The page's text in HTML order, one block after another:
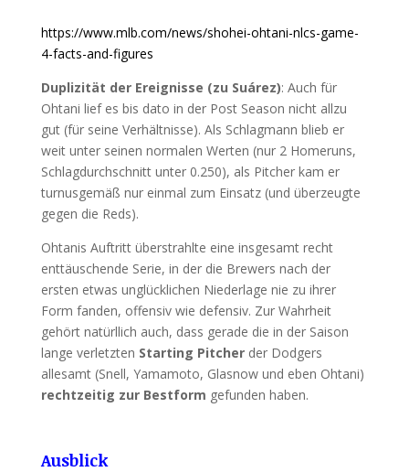
https://www.mlb.com/news/shohei-ohtani-nlcs-game-
4-facts-and-figures
Duplizität der Ereignisse (zu Suárez): Auch für
Ohtani lief es bis dato in der Post Season nicht allzu
gut (für seine Verhältnisse). Als Schlagmann blieb er
weit unter seinen normalen Werten (nur 2 Homeruns,
Schlagdurchschnitt unter 0.250), als Pitcher kam er
turnusgemäß nur einmal zum Einsatz (und überzeugte
gegen die Reds).
Ohtanis Auftritt überstrahlte eine insgesamt recht
enttäuschende Serie, in der die Brewers nach der
ersten etwas unglücklichen Niederlage nie zu ihrer
Form fanden, offensiv wie defensiv. Zur Wahrheit
gehört natürllich auch, dass gerade die in der Saison
lange verletzten Starting Pitcherder Dodgers
allesamt (Snell, Yamamoto, Glasnow und eben Ohtani)
rechtzeitig zur Bestform gefunden haben.
Ausblick